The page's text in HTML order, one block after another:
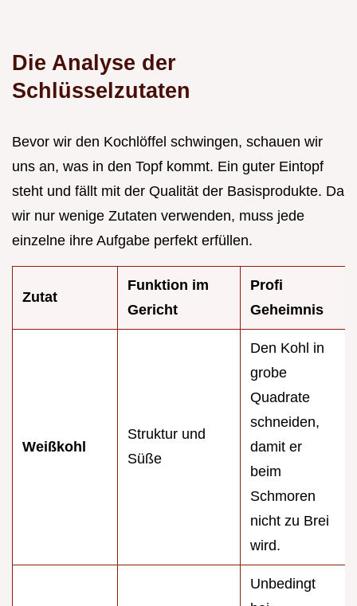
Die Analyse der
Schlüsselzutaten
Bevor wir den Kochlöffel schwingen, schauen wir
uns an, was in den Topf kommt. Ein guter Eintopf
steht und fällt mit der Qualität der Basisprodukte. Da
wir nur wenige Zutaten verwenden, muss jede
einzelne ihre Aufgabe perfekt erfüllen.
Zutat
Funktion im
Gericht
Profi
Geheimnis
Weißkohl
Struktur und
Süße
Den Kohl in
grobe
Quadrate
schneiden,
damit er
beim
Schmoren
nicht zu Brei
wird.
Unbedingt